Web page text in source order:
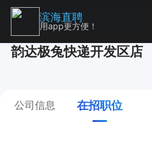
韵达极兔快递开发区店
公司信息 在招职位
滨海直聘
用app更方便！